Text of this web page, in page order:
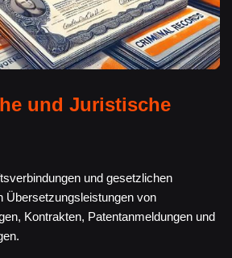
und Juristische
und gesetzlichen
Übersetzungsleistungen von
Kontrakten, Patentanmeldungen und